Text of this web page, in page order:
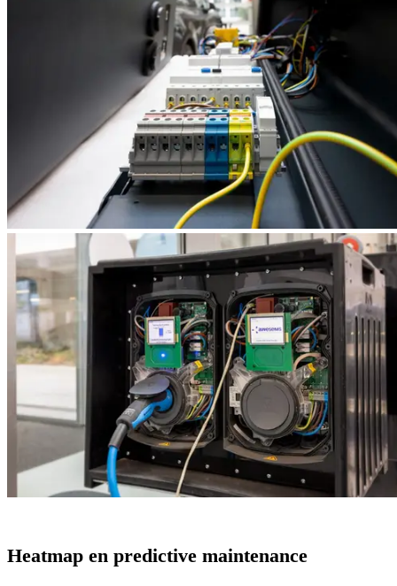
Heatmap en predictive maintenance